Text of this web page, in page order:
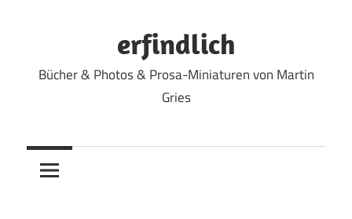
erfindlich
Bücher & Photos & Prosa-Miniaturen von Martin
Gries